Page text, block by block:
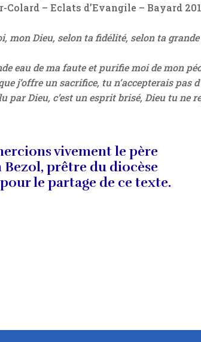
– Eclats d’Evangile – Bayard
mon Dieu, selon ta fidélité, selon ta
eau de ma faute et purifie moi de mon
j’offre un sacrifice, tu n’accepterais pas
par Dieu, c’est un esprit brisé, Dieu tu ne
vivement le père
prêtre du diocèse
pour le partage de ce texte.